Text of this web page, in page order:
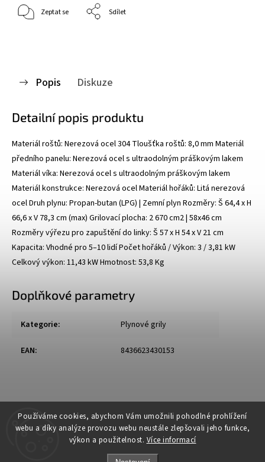
Používáme cookies, abychom Vám umožnili pohodlné prohlížení
webu a díky analýze provozu webu neustále zlepšovali jeho funkce,
výkon a použitelnost. Více informací
Zeptat se Sdílet
Popis Diskuze
Detailní popis produktu
Materiál roštů: Nerezová ocel 304 Tloušťka roštů: 8,0 mm Materiál
předního panelu: Nerezová ocel s ultraodolným práškovým lakem
Materiál víka: Nerezová ocel s ultraodolným práškovým lakem
Materiál konstrukce: Nerezová ocel Materiál hořáků: Litá nerezová
ocel Druh plynu: Propan-butan (LPG) | Zemní plyn Rozměry: Š 64,4 x H
66,6 x V 78,3 cm (max) Grilovací plocha: 2 670 cm2 | 58x46 cm
Rozměry výřezu pro zapuštění do linky: Š 57 x H 54 x V 21 cm
Kapacita: Vhodné pro 5–10 lidí Počet hořáků / Výkon: 3 / 3,81 kW
Celkový výkon: 11,43 kW Hmotnost: 53,8 Kg
Doplňkové parametry
Kategorie: Plynové grily
EAN: 8436623430153